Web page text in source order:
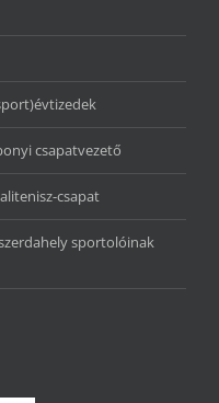
csapatvezető
csapat
sportolóinak